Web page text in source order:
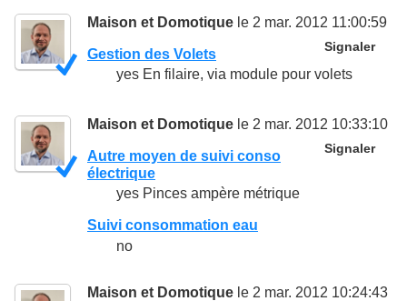
Maison et Domotique le 2 mar. 2012 11:00:59
Signaler
Gestion des Volets
yes En filaire, via module pour volets
Maison et Domotique le 2 mar. 2012 10:33:10
Signaler
Autre moyen de suivi conso
électrique
yes Pinces ampère métrique
Suivi consommation eau
no
Maison et Domotique le 2 mar. 2012 10:24:43